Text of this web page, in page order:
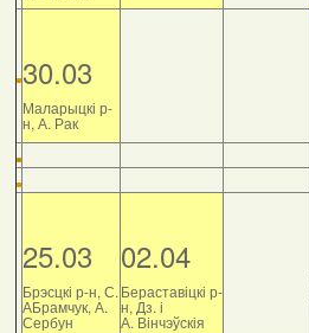
30.03
Маларыцкі р-
н, А. Рак
25.03
Брэсцкі р-н, С.
АБрамчук, А.
Сербун
02.04
Бераставіцкі р-
н, Дз. і
А. Вінчэўскія